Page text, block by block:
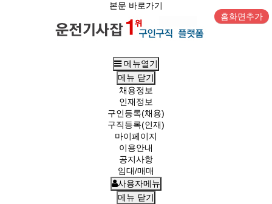
본문 바로가기
홈화면추가
메뉴열기
메뉴 닫기
채용정보
인재정보
구인등록(채용)
구직등록(인재)
마이페이지
이용안내
공지사항
임대/매매
사용자메뉴
메뉴 닫기